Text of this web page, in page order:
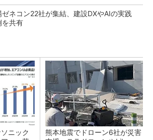
ゼネコン22社が集結、建設DXやAIの実践
を共有
ニック
熊本地震でドローン6社が災害